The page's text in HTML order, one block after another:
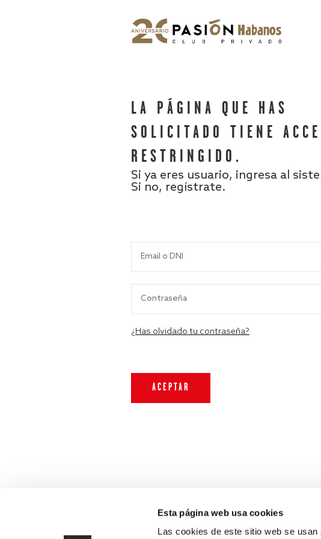
Esta página web usa cookies
Las cookies de este sitio web se
LA PÁGINA QUE HAS
SOLICITADO TIENE
RESTRINGIDO.
Si ya eres usuario, ingresa al
Si no, regístrate.
¿Has olvidado tu contraseña?